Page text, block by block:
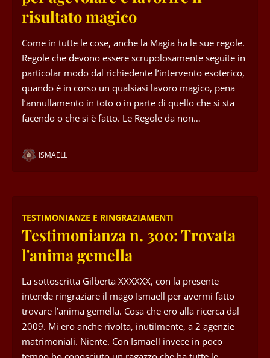
risultato magico
Come in tutte le cose, anche la Magia ha le sue regole.
Regole che devono essere scrupolosamente seguite in
particolar modo dal richiedente l’intervento esoterico,
quando è in corso un qualsiasi lavoro magico, pena
l’annullamento in toto o in parte di quello che si sta
facendo o che si è fatto. Le Regole da non…
ISMAELL
TESTIMONIANZE E RINGRAZIAMENTI
Testimonianza n. 300: Trovata
l'anima gemella
La sottoscritta Gilberta XXXXXX, con la presente
intende ringraziare il mago Ismaell per avermi fatto
trovare l’anima gemella. Cosa che ero alla ricerca dal
2009. Mi ero anche rivolta, inutilmente, a 2 agenzie
matrimoniali. Niente. Con Ismaell invece in poco